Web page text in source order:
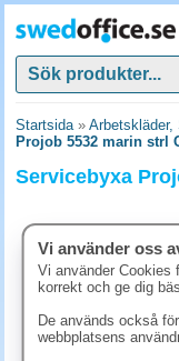
Startsida» Arbetskläder,
Projob 5532 marin strl
Servicebyxa
Vi använder oss
Vi använder Cookies
korrekt och ge dig
De används också
webbplatsens